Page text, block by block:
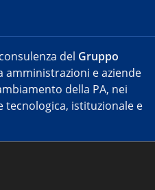
del Gruppo
amministrazioni e aziende
della PA, nei
istituzionale e